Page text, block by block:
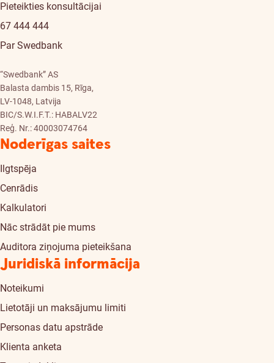
Pieteikties konsultācijai
67 444 444
Par Swedbank
“Swedbank” AS
Balasta dambis 15, Rīga,
LV-1048, Latvija
BIC/S.W.I.F.T.: HABALV22
Reģ. Nr.: 40003074764
Noderīgas saites
Ilgtspēja
Cenrādis
Kalkulatori
Nāc strādāt pie mums
Auditora ziņojuma pieteikšana
Juridiskā informācija
Noteikumi
Lietotāji un maksājumu limiti
Personas datu apstrāde
Klienta anketa